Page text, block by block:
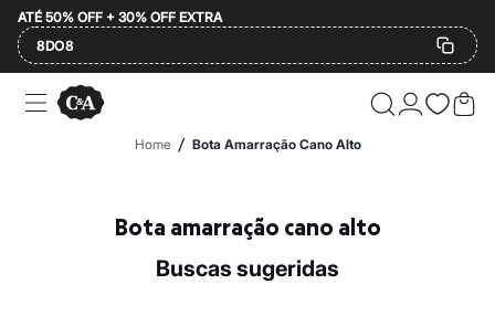
ATÉ 50% OFF + 30% OFF EXTRA
8DO8
Ofertas
Compre por Departamento
Home / Bota Amarração Cano Alto
Bota amarração cano alto
buscas sugeridas